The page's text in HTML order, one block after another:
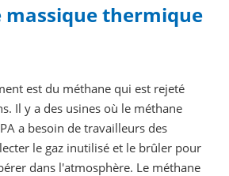
thermique
est du méthane qui est rejeté
Il y a des usines où le méthane
a besoin de travailleurs des
le gaz inutilisé et le brûler pour
dans l'atmosphère. Le méthane